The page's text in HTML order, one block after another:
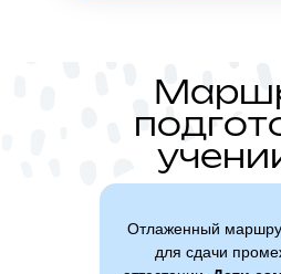
Отлаженный
для сдачи